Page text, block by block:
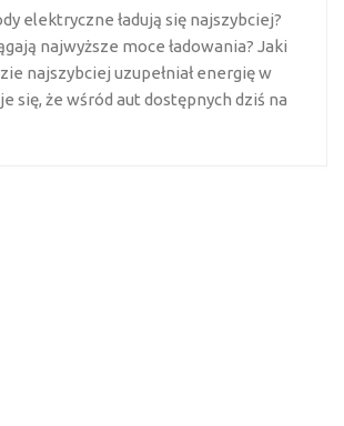
elektryczne ładują się najszybciej?
najwyższe moce ładowania? Jaki
najszybciej uzupełniał energię w
się, że wśród aut dostępnych dziś na